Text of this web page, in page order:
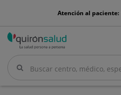
menu-
Atención al paciente:
Buscar
Buscar